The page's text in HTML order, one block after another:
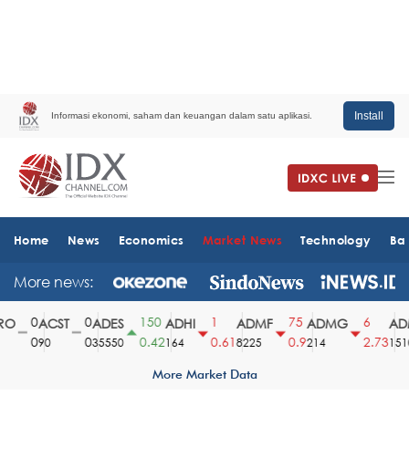
Informasi ekonomi, saham dan keuangan dalam satu aplikasi. Install
Home News Economics Market News Technology
More news:
ACST
90
ADES
35550
150
0.42
ADHI
164
0.61
ADMF
8225
75
0.9
ADMG
214
2.731510
More Market Data